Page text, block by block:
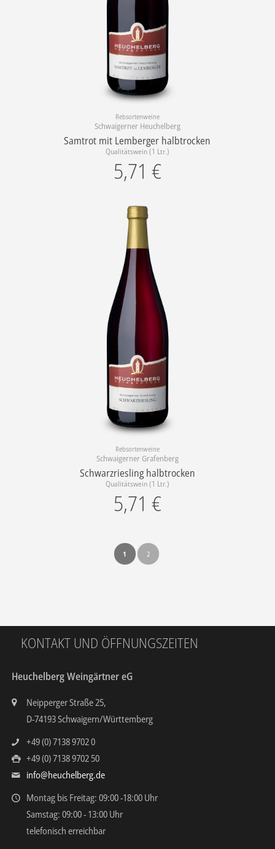
Rebsortenweine
Schwaigerner Heuchelberg
Samtrot mit Lemberger halbtrocken
Qualitätswein (1 Ltr.)
5,71 €
Rebsortenweine
Schwaigerner Grafenberg
Schwarzriesling halbtrocken
Qualitätswein (1 Ltr.)
5,71 €
1 2
KONTAKT UND ÖFFNUNGSZEITEN
Heuchelberg Weingärtner eG
Neipperger Straße 25,
D-74193 Schwaigern/Württemberg
+49 (0) 7138 9702 0
+49 (0) 7138 9702 50
info@heuchelberg.de
Montag bis Freitag: 09:00 -18:00 Uhr
Samstag: 09:00 - 13:00 Uhr
telefonisch erreichbar